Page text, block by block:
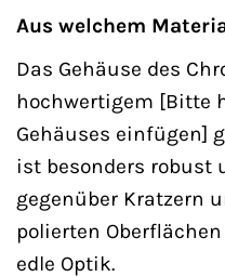
Aus welchem
Das Gehäuse des
hochwertigem [Bitte
Gehäuses einfügen]
ist besonders robust
gegenüber Kratzern
polierten
edle Optik.